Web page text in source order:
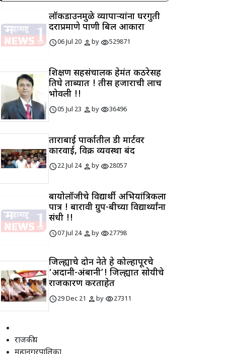
लॉकडाउनमुळे व्यापाऱ्यांना घरगुती
दराप्रमाणे पाणी बिल आकारा
schedule06 Jul 20 personbyvisibility529871
शिक्षण सहसंचालक हेमंत कठरेसह
तिघे ताब्यात ! तीस हजाराची लाच
भोवली !!
schedule05 Jul 23 personbyvisibility36496
ताराबाई पार्कातील डी मार्टवर
कारवाई, विक्री व्यवस्था बंद
schedule22 Jul 24 personbyvisibility28057
बायोलॉजीचे विद्यार्थी अभियांत्रिकीला
पात्र ! बारावी ग्रुप-बीच्या विद्यार्थ्यांना
संधी !!
schedule07 Jul 24 personbyvisibility27798
जिल्ह्याचे दोन नेते हे कोल्हापूरचे
‘अदानी-अंबानी’! जिल्ह्यात सोयीचे
राजकारण करताहेत
schedule29 Dec 21 personbyvisibility27311
राजकीय